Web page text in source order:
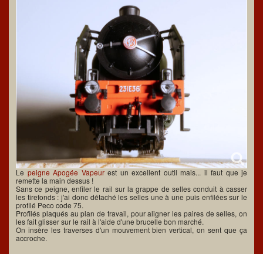
Le peigne Apogée Vapeurest un excellent outil mais... il faut que je
remette la main dessus !
Sans ce peigne, enfiler le rail sur la grappe de selles conduit à casser
les tirefonds : j'ai donc détaché les selles une à une puis enfilées sur le
profilé Peco code 75.
Profilés plaqués au plan de travail, pour aligner les paires de selles, on
les fait glisser sur le rail à l'aide d'une brucelle bon marché.
On insère les traverses d'un mouvement bien vertical, on sent que ça
accroche.